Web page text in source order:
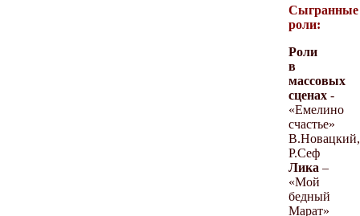
Сыгранные
роли:
Роли
в
массовых
сценах -
«Емелино
счастье»
В.Новацкий,
Р.Сеф
Лика –
«Мой
бедный
Марат»